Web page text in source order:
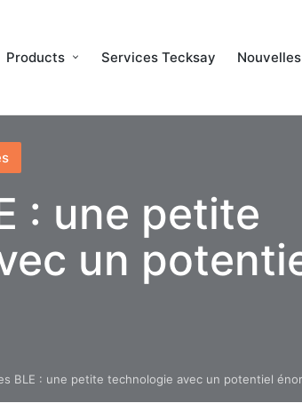
Products Services Tecksay Nouvelles
: une petite
un
BLE : une petite technologie avec un potentiel